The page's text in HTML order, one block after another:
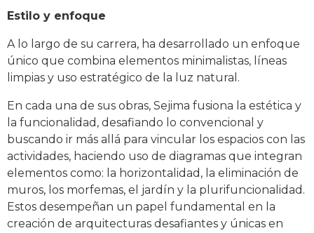
Estilo y enfoque
A lo largo de su carrera, ha desarrollado un enfoque
único que combina elementos minimalistas, líneas
limpias y uso estratégico de la luz natural.
En cada una de sus obras, Sejima fusiona la estética y
la funcionalidad, desafiando lo convencional y
buscando ir más allá para vincular los espacios con las
actividades, haciendo uso de diagramas que integran
elementos como: la horizontalidad, la eliminación de
muros, los morfemas, el jardín y la plurifuncionalidad.
Estos desempeñan un papel fundamental en la
creación de arquitecturas desafiantes y únicas en